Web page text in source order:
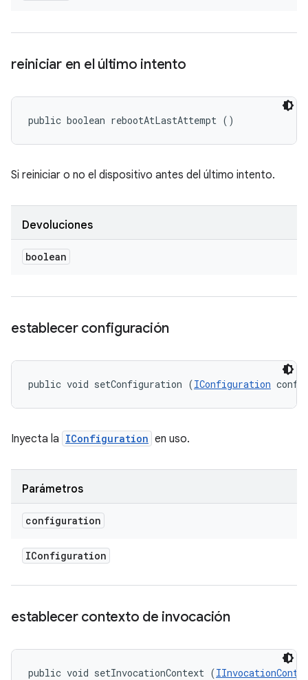
reiniciar en el último intento
public boolean rebootAtLastAttempt ()
Si reiniciar o no el dispositivo antes del último intento.
Devoluciones
boolean
establecer configuración
public void setConfiguration (IConfiguration
Inyecta la IConfiguration en uso.
Parámetros
configuration
IConfiguration
establecer contexto de invocación
public void setInvocationContext (